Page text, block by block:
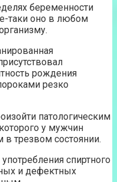
беременности
таки оно в любом
рождения
резко
патологическим
у мужчин
в трезвом состоянии.
спиртного
и дефектных